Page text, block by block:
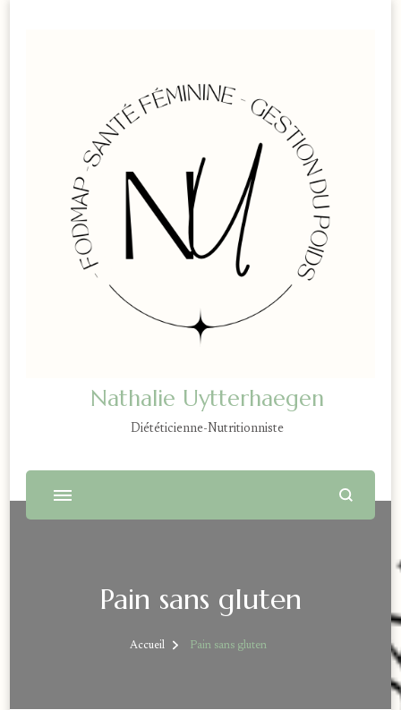
Nathalie Uytterhaegen
Diététicienne-Nutritionniste
Pain sans gluten
Accueil Pain sans gluten